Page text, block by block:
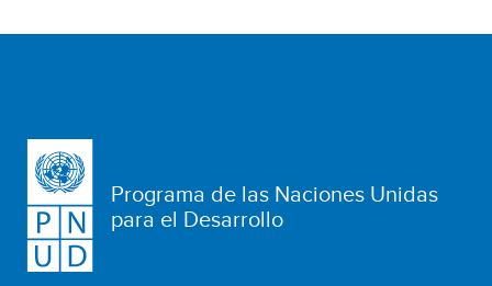
Programa de las Naciones Unidas
para el Desarrollo